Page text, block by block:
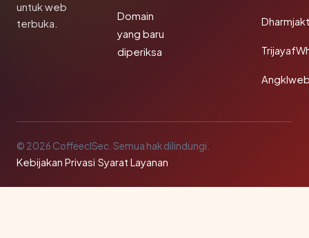
untuk web
terbuka.
Domain
yang baru
diperiksa
© 2026 CoffeeclSec. Semua hak dilindungi.
Kebijakan Privasi·Syarat Layanan